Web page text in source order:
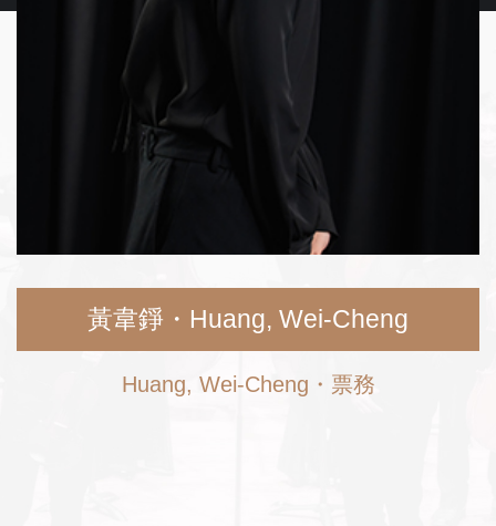
黃韋錚・Huang, Wei-Cheng
Huang, Wei-Cheng・票務